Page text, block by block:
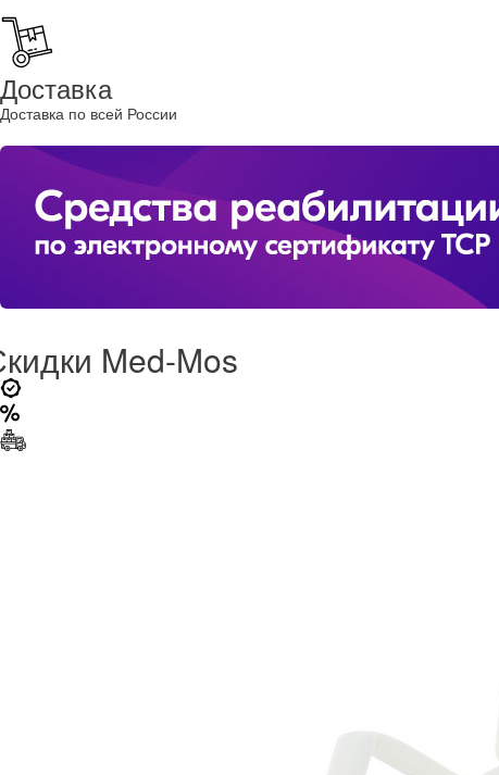
Доставка
Доставка по всей России
Med-Mos